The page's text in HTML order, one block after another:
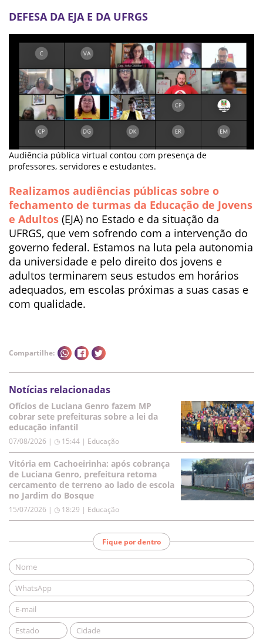
DEFESA DA EJA E DA UFRGS
Audiência pública virtual contou com presença de
professores, servidores e estudantes.
Realizamos audiências públicas sobre o
fechamento de turmas da Educação de Jovens
e Adultos (EJA) no Estado e da situação da
UFRGS, que vem sofrendo com a intervenção do
governo federal. Estamos na luta pela autonomia
da universidade e pelo direito dos jovens e
adultos terminarem seus estudos em horários
adequados, em escolas próximas a suas casas e
com qualidade.
Compartilhe:
Notícias relacionadas
Ofícios de Luciana Genro fazem MP
cobrar sete prefeituras sobre a lei da
educação infantil
07/08/2026 | ◷ 15:44 | Educação
Vitória em Cachoeirinha: após cobrança
de Luciana Genro, prefeitura retoma
cercamento de terreno ao lado de escola
no Jardim do Bosque
15/07/2026 | ◷ 18:29 | Educação
Fique por dentro